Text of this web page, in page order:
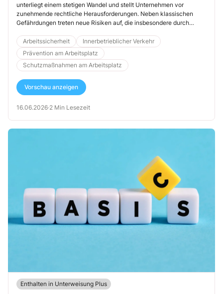
unterliegt einem stetigen Wandel und stellt Unternehmen vor
zunehmende rechtliche Herausforderungen. Neben klassischen
Gefährdungen treten neue Risiken auf, die insbesondere durch
flexible Arbeitsmodelle geprägt sind. Arbeitgeber sind daher
verpflichtet, ihre Organisations- und Sorgfaltspflichten kontinuierlich
anzupassen und rechtskonform umzusetzen.
Arbeitssicherheit
Innerbetrieblicher Verkehr
Prävention am Arbeitsplatz
Schutzmaßnahmen am Arbeitsplatz
Vorschau anzeigen
16.06.2026·2 Min Lesezeit
Enthalten in Unterweisung Plus